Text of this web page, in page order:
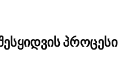
პროცესი